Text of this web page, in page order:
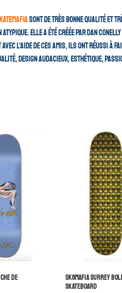
sont de très bonne qualité et
atypique. Elle a été créée par Dan
avec l’aide de ces amis, ils ont réussi
design audacieux, esthétique,
DE
SK8MAFIA SURREY
SKATEBOARD